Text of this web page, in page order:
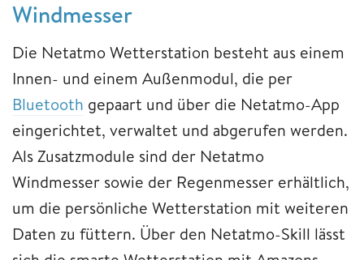
Windmesser
Die Netatmo Wetterstation besteht aus einem
Innen- und einem Außenmodul, die per
Bluetooth gepaart und über die Netatmo-App
eingerichtet, verwaltet und abgerufen werden.
Als Zusatzmodule sind der Netatmo
Windmesser sowie der Regenmesser erhältlich,
um die persönliche Wetterstation mit weiteren
Daten zu füttern. Über den Netatmo-Skill lässt